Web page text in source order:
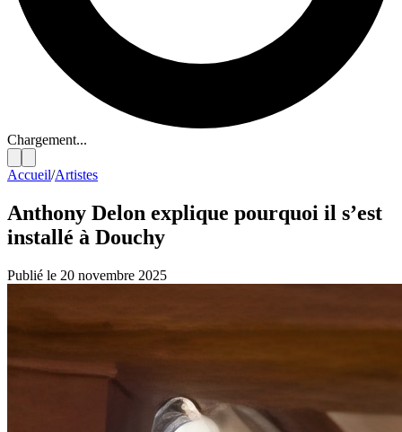
Chargement...
Accueil/Artistes
Anthony Delon explique pourquoi il s’est
installé à Douchy
Publié le 20 novembre 2025